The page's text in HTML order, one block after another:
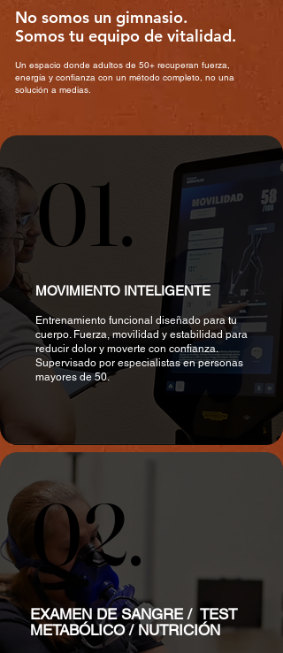
No somos un gimnasio.
Somos tu equipo de vitalidad.
Un espacio donde adultos de 50+ recuperan fuerza,
energía y confianza con un método completo, no una
solución a medias.
01.
01.
MOVIMIENTO INTELIGENTE
Entrenamiento funcional diseñado para tu
cuerpo. Fuerza, movilidad y estabilidad para
reducir dolor y moverte con confianza.
Supervisado por especialistas en personas
mayores de 50.
02.
02.
EXAMEN DE SANGRE / TEST
METABÓLICO / NUTRICIÓN